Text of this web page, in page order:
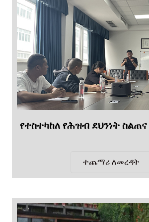
የተስተካከለ የሕዝብ ደህንነት
ተጨማሪ ለመረዳት